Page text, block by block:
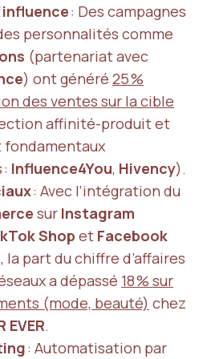
: Des campagnes
personnalités comme
(partenariat avec
) ont généré 25 %
des ventes sur la cible
affinité-produit et
fondamentaux
Influence4You, Hivency).
: Avec l’intégration du
sur Instagram
Shop et Facebook
, la part du chiffre d’affaires
a dépassé 18 % sur
(mode, beauté) chez
EVER.
: Automatisation par